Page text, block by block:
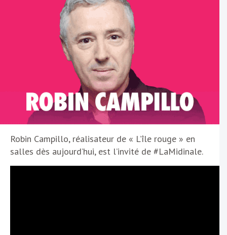
Robin Campillo, réalisateur de « L’île rouge » en
salles dès aujourd’hui, est l’invité de #LaMidinale.